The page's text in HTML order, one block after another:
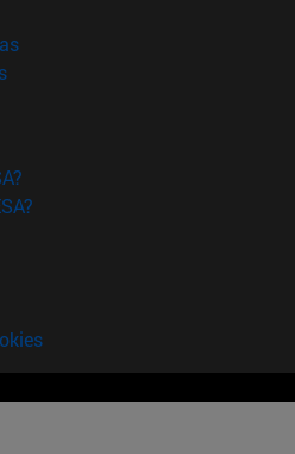
(abre en nueva ventana)
(abre en nueva ventana)